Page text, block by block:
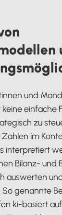
und
einfache
zu
im
interpretiert
Bilanz- und
auswerten
genannte
ki-basiert